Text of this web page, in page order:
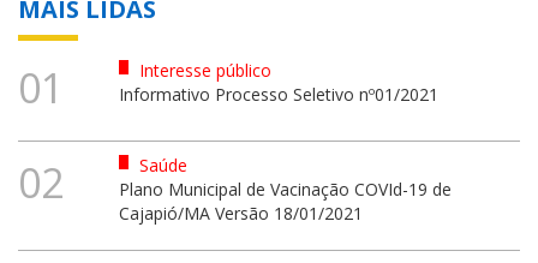
MAIS LIDAS
01
Interesse público
Informativo Processo Seletivo nº01/2021
02
Saúde
Plano Municipal de Vacinação COVId-19 de
Cajapió/MA Versão 18/01/2021